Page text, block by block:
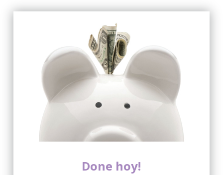
Done hoy!